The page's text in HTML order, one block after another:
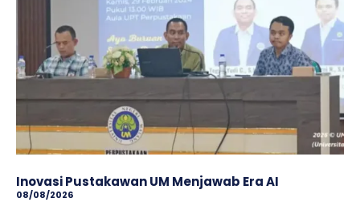
Inovasi Pustakawan UM Menjawab Era AI
08/08/2026